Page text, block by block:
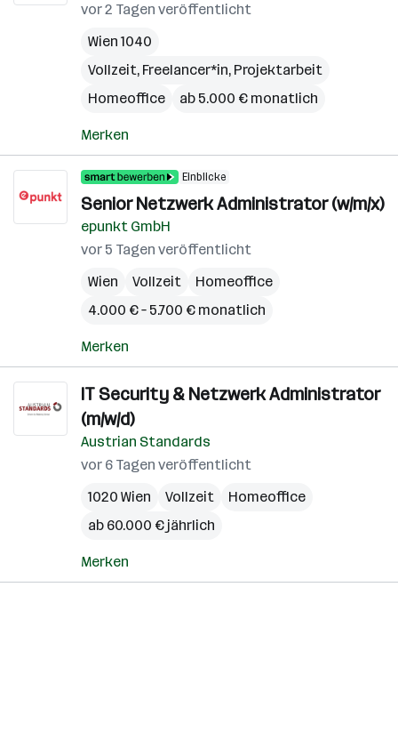
vor 2 Tagen veröffentlicht
Wien 1040
Vollzeit, Freelancer*in, Projektarbeit
Homeoffice
ab 5.000 € monatlich
Merken
Einblicke
Senior Netzwerk Administrator (w/m/x)
epunkt GmbH
vor 5 Tagen veröffentlicht
Wien
Vollzeit
Homeoffice
4.000 € – 5.700 € monatlich
Merken
IT Security & Netzwerk Administrator
(m/w/d)
Austrian Standards
vor 6 Tagen veröffentlicht
1020 Wien
Vollzeit
Homeoffice
ab 60.000 € jährlich
Merken